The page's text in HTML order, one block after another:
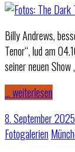
Billy Andrews,
Tenor“, lud am
seiner neuen
… weiterlesen
8. September 2025
Fotogalerien